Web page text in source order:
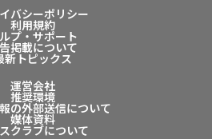
バシーポリシー
利用規約
プ・サポート
掲載について
新トピックス
運営会社
推奨環境
の外部送信について
媒体資料
クラブについて